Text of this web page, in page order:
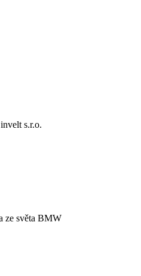
s.r.o.
ze světa BMW